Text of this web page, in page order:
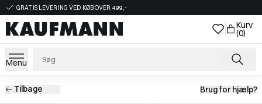
GRATIS LEVERING VED KØB OVER 499,-
Kurv
(0)
Menu
Tilbage Brug for hjælp?